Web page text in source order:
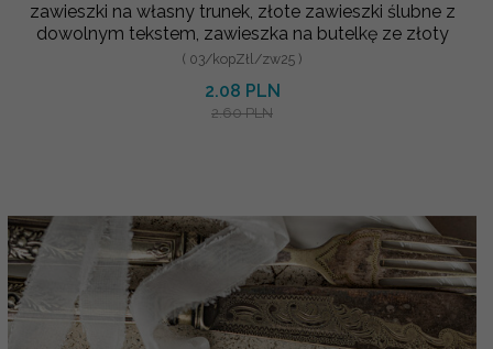
zawieszki na własny trunek, złote zawieszki ślubne z
dowolnym tekstem, zawieszka na butelkę ze złoty
( 03/kopZłl/zw25 )
2.08 PLN
2.60 PLN